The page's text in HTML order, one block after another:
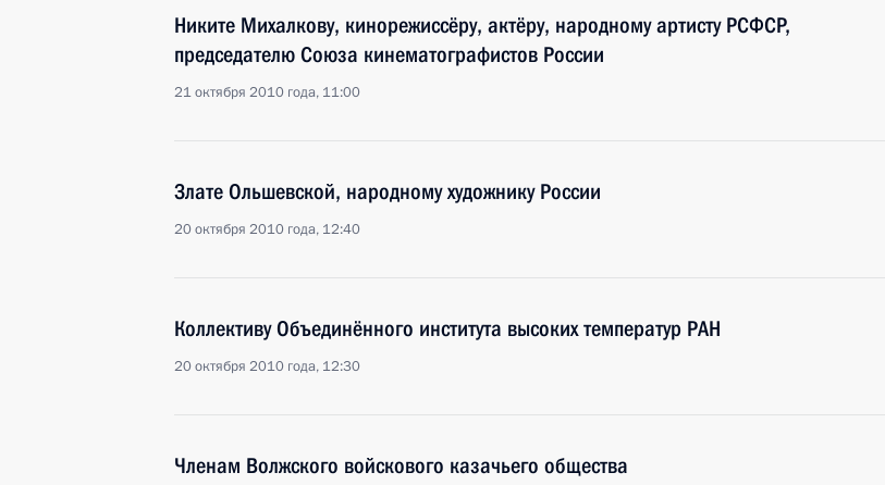
Никите Михалкову, кинорежиссёру, актёру, народному артисту РСФСР,
председателю Союза кинематографистов России
21 октября 2010 года, 11:00
Злате Ольшевской, народному художнику России
20 октября 2010 года, 12:40
Коллективу Объединённого института высоких температур РАН
20 октября 2010 года, 12:30
Членам Волжского войскового казачьего общества